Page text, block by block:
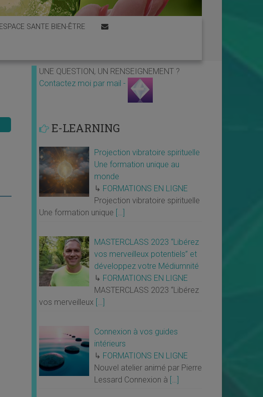
ESPACE SANTE BIEN-ÊTRE
UNE QUESTION, UN RENSEIGNEMENT ?
Contactez moi par mail -
E-LEARNING
Projection vibratoire spirituelle
Une formation unique au
monde
↳ FORMATIONS EN LIGNE
Projection vibratoire spirituelle
Une formation unique […]
MASTERCLASS 2023 “Libérez
vos merveilleux potentiels” et
développez votre Médiumnité
↳ FORMATIONS EN LIGNE
MASTERCLASS 2023 “Libérez
vos merveilleux […]
Connexion à vos guides
intérieurs
↳ FORMATIONS EN LIGNE
Nouvel atelier animé par Pierre
Lessard Connexion à […]